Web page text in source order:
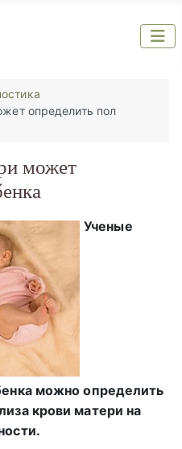
определить пол
может
Ученые
можно определить
крови матери на